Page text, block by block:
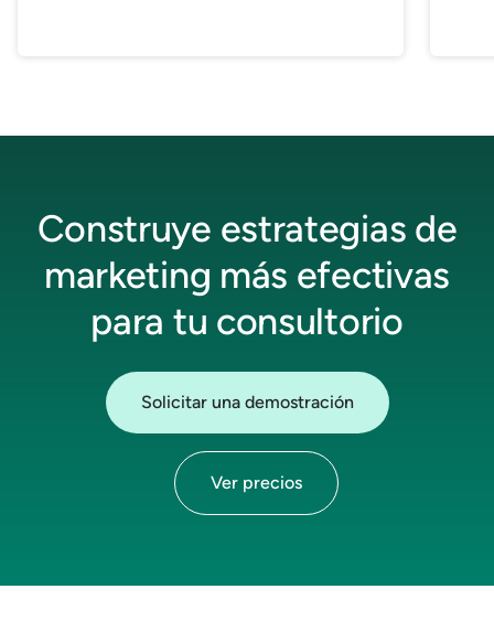
Construye estrategias de
marketing más efectivas
para tu consultorio
Solicitar una demostración
Ver precios